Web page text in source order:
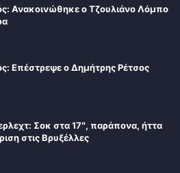
Ανακοινώθηκε ο Τζουλιάνο Λόμπο
Επέστρεψε ο Δημήτρης Ρέτσος
Σοκ στα 17″, παράπονα, ήττα
στις Βρυξέλλες